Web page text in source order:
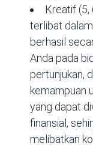
Kreatif (5,
terlibat
berhasil
Anda pada
pertunjukan,
kemampuan
yang dapat
finansial,
melibatkan